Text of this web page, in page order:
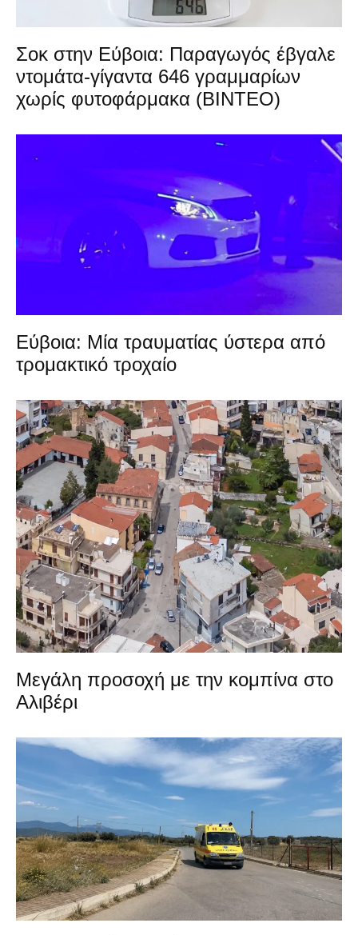
Σοκ στην Εύβοια: Παραγωγός έβγαλε
ντομάτα-γίγαντα 646 γραμμαρίων
χωρίς φυτοφάρμακα (ΒΙΝΤΕΟ)
Εύβοια: Μία τραυματίας ύστερα από
τρομακτικό τροχαίο
Μεγάλη προσοχή με την κομπίνα στο
Αλιβέρι